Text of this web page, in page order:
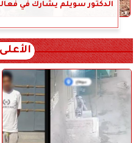
الدكتور سويلم يشارك في